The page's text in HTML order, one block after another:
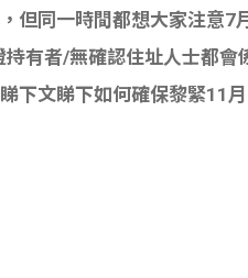
但同一時間都想大家注意7
有者/無確認住址人士都會
下文睇下如何確保黎緊11